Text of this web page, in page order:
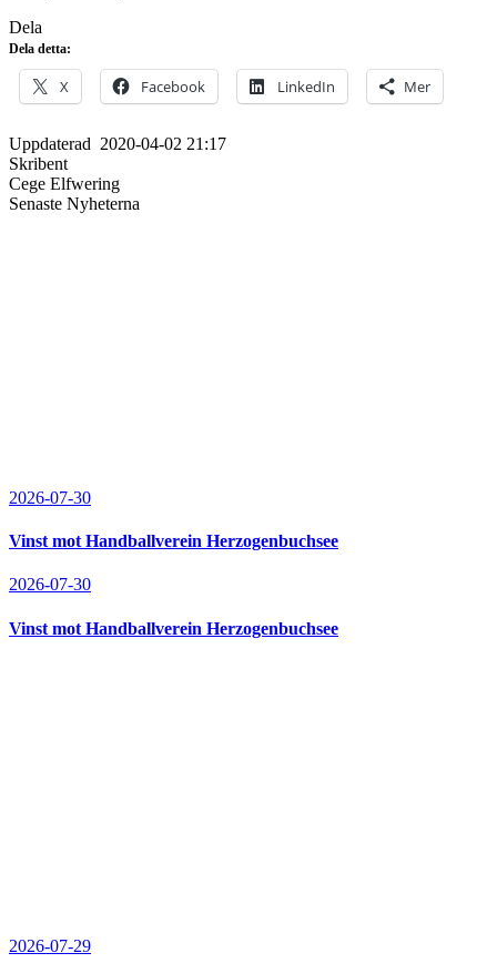
Dela
Dela detta:
X Facebook LinkedIn Mer
Uppdaterad 2020-04-02 21:17
Skribent
Cege Elfwering
Senaste Nyheterna
2026-07-30
Vinst mot Handballverein Herzogenbuchsee
2026-07-30
Vinst mot Handballverein Herzogenbuchsee
2026-07-29